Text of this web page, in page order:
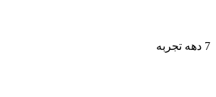
7 دهه تجربه